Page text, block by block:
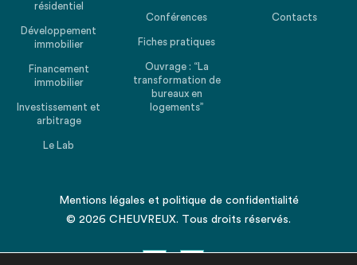
résidentiel
Développement
immobilier
Financement
immobilier
Investissement et
arbitrage
Le Lab
Conférences
Fiches pratiques
Ouvrage : “La
transformation de
bureaux en
logements”
Contacts
Mentions légales et politique de confidentialité
© 2026 CHEUVREUX. Tous droits réservés.